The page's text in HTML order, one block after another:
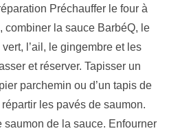
Préchauffer le four à
combiner la sauce BarbéQ, le
l’ail, le gingembre et les
et réserver. Tapisser un
parchemin ou d’un tapis de
les pavés de saumon.
de la sauce. Enfourner